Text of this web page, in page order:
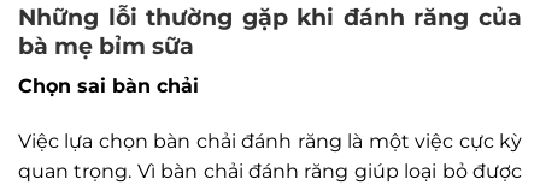
Những lỗi thường gặp khi đánh răng của
bà mẹ bỉm sữa
Chọn sai bàn chải
Việc lựa chọn bàn chải đánh răng là một việc cực kỳ
quan trọng. Vì bàn chải đánh răng giúp loại bỏ được